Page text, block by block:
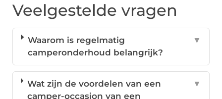
Veelgestelde vragen
Waarom is regelmatig
camperonderhoud belangrijk?
▼
Wat zijn de voordelen van een
camper-occasion van een
▼